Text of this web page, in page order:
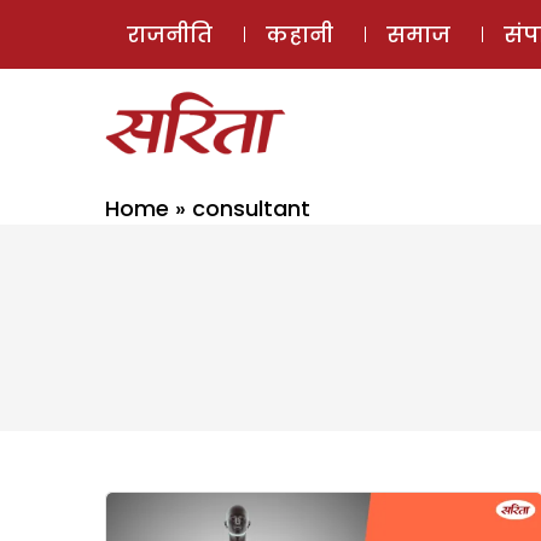
राजनीति कहानी समाज
Home » consultant